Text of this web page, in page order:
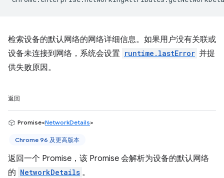
检索设备的默认网络的网络详细信息。如果用户没有关联或
设备未连接到网络，系统会设置 runtime.lastError 并提
供失败原因。
返回
Promise<NetworkDetails>
Chrome 96 及更高版本
返回一个 Promise，该 Promise 会解析为设备的默认网络
的 NetworkDetails 。